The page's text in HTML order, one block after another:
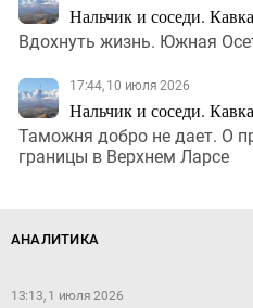
Нальчик и соседи.
Вдохнуть жизнь. Южная
17:44, 10 июля 2026
Нальчик и соседи.
Таможня добро не дает. О
границы в Верхнем Ларсе
АНАЛИТИКА
13:13, 1 июля 2026